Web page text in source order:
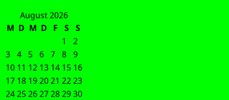
August 2026
M D M D F S
S
1
2
3 4 5 6 7 8 9
10 11 12 13 14 15 16
17 18 192021 2223
24252627282930